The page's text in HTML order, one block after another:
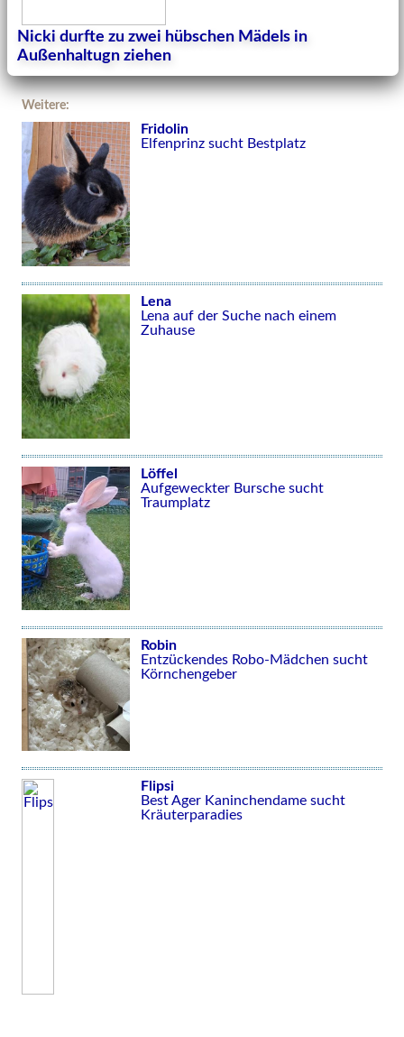
Nicki durfte zu zwei hübschen Mädels in
Außenhaltugn ziehen
Weitere:
Fridolin
Elfenprinz sucht Bestplatz
Lena
Lena auf der Suche nach einem
Zuhause
Löffel
Aufgeweckter Bursche sucht
Traumplatz
Robin
Entzückendes Robo-Mädchen sucht
Körnchengeber
Flipsi
Best Ager Kaninchendame sucht
Kräuterparadies